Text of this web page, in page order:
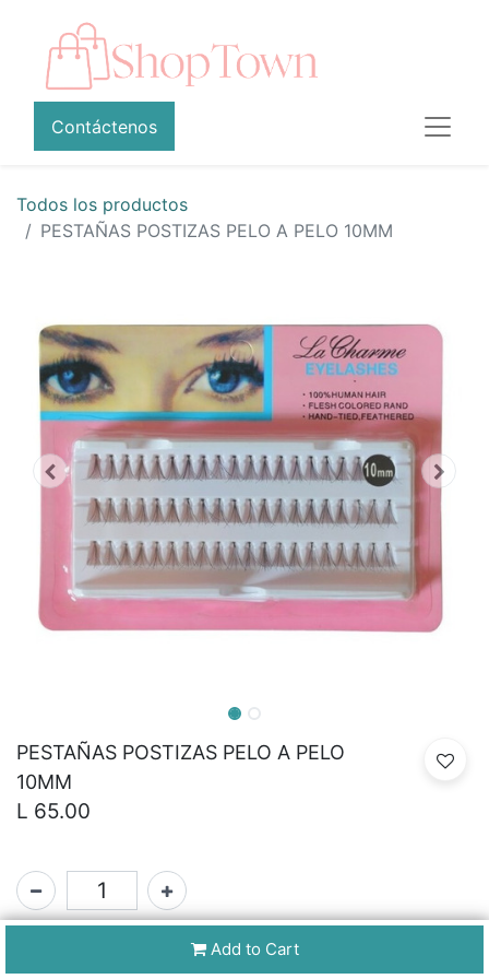
Contáctenos
Todos los productos
PESTAÑAS POSTIZAS PELO A PELO 10MM
PESTAÑAS POSTIZAS PELO A PELO
10MM
L 65.00
Add to Cart